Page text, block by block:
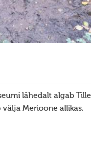
lähedalt algab
Merioone allikas.